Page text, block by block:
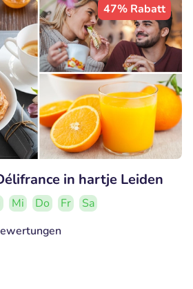
47% Rabatt
in hartje Leiden
Mi Do Fr
Sa